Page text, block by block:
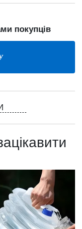
покупців